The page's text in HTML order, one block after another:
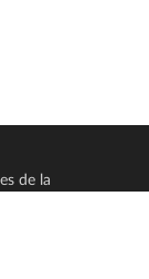
de la